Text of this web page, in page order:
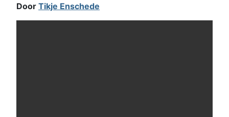
Door Tikje Enschede